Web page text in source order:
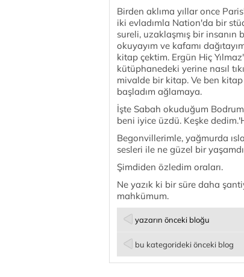
Birden aklıma yıllar once
iki evladımla Nation'da bir
sureli, uzaklaşmış bir
okuyayım ve kafamı
kitap çektim. Ergün Hiç
kütüphanedeki yerine nasıl
mivalde bir kitap. Ve ben
başladım ağlamaya.
İşte Sabah okuduğum
beni iyice üzdü. Keşke
Begonvillerimle, yağmurda
sesleri ile ne güzel bir
Şimdiden özledim oraları.
Ne yazık ki bir süre daha
mahkümum.
yazarın önceki bloğu
bu kategorideki önceki blog